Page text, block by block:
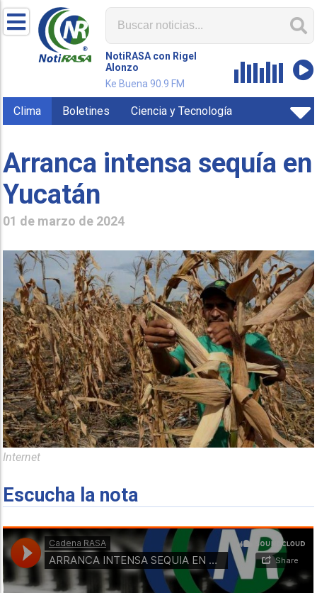
NotiRASA con Rigel
Alonzo
Ke Buena 90.9 FM
Clima Boletines Ciencia y Tecnología
Arranca intensa sequía en
Yucatán
01 de marzo de 2024
Internet
Escucha la nota